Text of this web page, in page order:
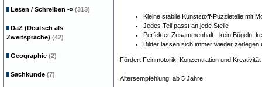
Kleine stabile Kunststoff-Puzzleteile mit
Jedes Teil passt an jede Stelle
Perfekter Zusammenhalt - kein Bügeln,
Bilder lassen sich immer wieder
Fördert Feinmotorik, Konzentration und Kreativität
Altersempfehlung: ab 5 Jahre
Lesen / Schreiben -» (313)
DaZ (Deutsch als
Zweitsprache) (42)
Geographie (2)
Sachkunde (7)